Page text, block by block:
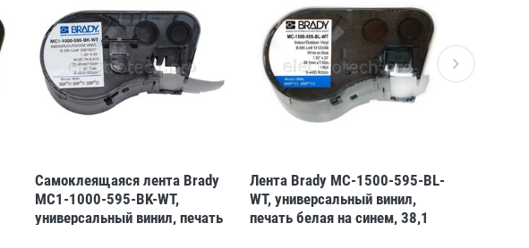
Самоклеящаяся лента Brady
MC1-1000-595-BK-WT,
универсальный винил, печать
Лента Brady MC-1500-595-BL-
WT, универсальный винил,
печать белая на синем, 38,1